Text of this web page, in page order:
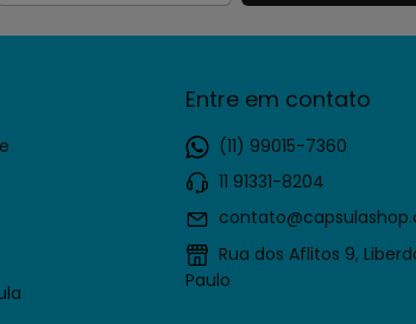
Entre em contato
(11) 99015-7360
11 91331-8204
Rua dos Aflitos 9,
Paulo